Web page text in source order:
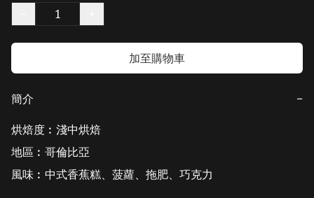
加至購物車
簡介
−
烘焙度︰淺中烘焙
地區︰哥倫比亞
風味︰中式香蕉糕、菠蘿、拖肥、巧克力